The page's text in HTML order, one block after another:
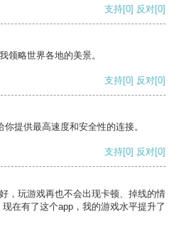
支持[0] 反对[0]
领略世界各地的美景。
支持[0] 反对[0]
提供最高速度和安全性的连接。
支持[0] 反对[0]
，玩游戏再也不会出现卡顿、掉线的情
在有了这个app，我的游戏水平提升了